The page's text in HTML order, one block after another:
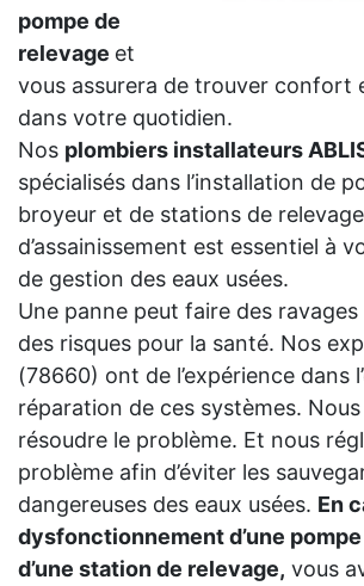
pompe de
relevage et
vous assurera de trouver confort
dans votre quotidien.
Nos plombiers installateurs
spécialisés dans l’installation de
broyeur et de stations de
d’assainissement est essentiel à
de gestion des eaux usées.
Une panne peut faire des
des risques pour la santé. Nos
(78660) ont de l’expérience dans
réparation de ces systèmes.
résoudre le problème. Et nous
problème afin d’éviter les
dangereuses des eaux usées. En
dysfonctionnement d’une
d’une station de relevage, vous